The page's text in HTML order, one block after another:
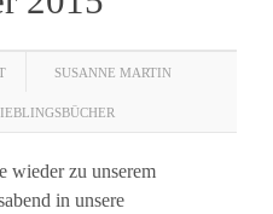
SUSANNE MARTIN
wieder zu unserem
in unsere